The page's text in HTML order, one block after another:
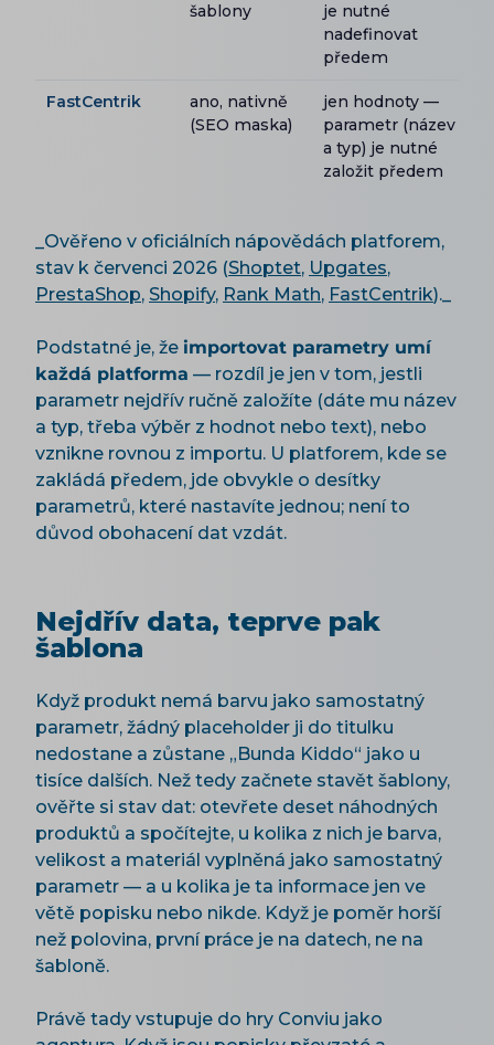
šablony
je nutné
nadefinovat
předem
FastCentrik
ano, nativně
(SEO maska)
jen hodnoty —
parametr (název
a typ) je nutné
založit předem
_Ověřeno v oficiálních nápovědách platforem,
stav k červenci 2026 (Shoptet, Upgates,
PrestaShop, Shopify, Rank Math, FastCentrik)._
Podstatné je, že importovat parametry umí
každá platforma — rozdíl je jen v tom, jestli
parametr nejdřív ručně založíte (dáte mu název
a typ, třeba výběr z hodnot nebo text), nebo
vznikne rovnou z importu. U platforem, kde se
zakládá předem, jde obvykle o desítky
parametrů, které nastavíte jednou; není to
důvod obohacení dat vzdát.
Nejdřív data, teprve pak
šablona
Když produkt nemá barvu jako samostatný
parametr, žádný placeholder ji do titulku
nedostane a zůstane „Bunda Kiddo“ jako u
tisíce dalších. Než tedy začnete stavět šablony,
ověřte si stav dat: otevřete deset náhodných
produktů a spočítejte, u kolika z nich je barva,
velikost a materiál vyplněná jako samostatný
parametr — a u kolika je ta informace jen ve
větě popisku nebo nikde. Když je poměr horší
než polovina, první práce je na datech, ne na
šabloně.
Právě tady vstupuje do hry Conviu jako